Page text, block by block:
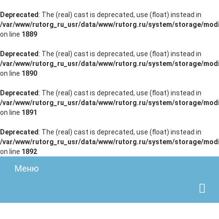
Deprecated : The (real) cast is deprecated, use (float) instead in
/var/www/rutorg_ru_usr/data/www/rutorg.ru/system/storage/
on line 1889
Deprecated : The (real) cast is deprecated, use (float) instead in
/var/www/rutorg_ru_usr/data/www/rutorg.ru/system/storage/
on line 1890
Deprecated : The (real) cast is deprecated, use (float) instead in
/var/www/rutorg_ru_usr/data/www/rutorg.ru/system/storage/
on line 1891
Deprecated : The (real) cast is deprecated, use (float) instead in
/var/www/rutorg_ru_usr/data/www/rutorg.ru/system/storage/
on line 1892
Меню